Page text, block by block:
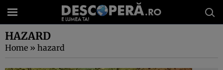
HAZARD
Home » hazard